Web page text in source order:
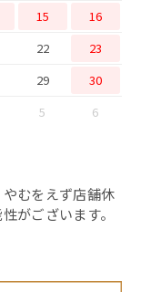
15
16
22
23
29
30
5
6
むをえず店舗休
がございます。